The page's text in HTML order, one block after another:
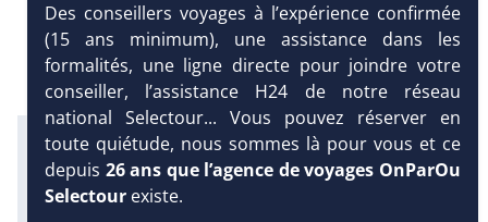
Infos météo :
27 °C
90 mm
23 °C
Infos plages :
Des conseillers voyages à l’expérience confirmée
(15 ans minimum), une assistance dans les
formalités, une ligne directe pour joindre votre
conseiller, l’assistance H24 de notre réseau
national Selectour... Vous pouvez réserver en
toute quiétude, nous sommes là pour vous et ce
depuis 26 ans que l’agence de voyages OnParOu
Selectour existe.